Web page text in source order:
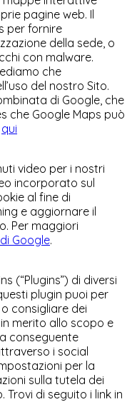
pagine web. Il
per fornire
della sede, o
con malware.
che
del nostro Sito.
di Google, che
che Google Maps può
qui
video per i nostri
incorporato sul
al fine di
e aggiornare il
Per maggiori
Google.
(“Plugins”) di diversi
plugin puoi per
consigliare dei
merito allo scopo e
conseguente
i social
per la
sulla tutela dei
di seguito i link in